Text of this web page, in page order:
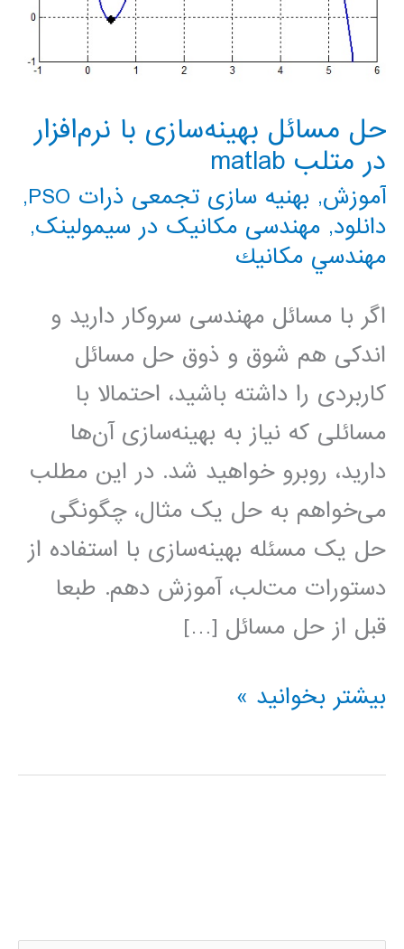
حل مسائل بهینه‌سازی با نرم‌افزار
در متلب matlab
آموزش, بهنیه سازی تجمعی ذرات PSO
,
دانلود, مهندسی مکانیک در سیمولینک,
مهندسي مكانيك
اگر با مسائل مهندسی سروکار دارید و
اندکی هم شوق و ذوق حل مسائل
کاربردی را داشته باشید، احتمالا با
مسائلی که نیاز به بهینه‌سازی آن‌ها
دارید، روبرو خواهید شد. در این مطلب
می‌خواهم به حل یک مثال، چگونگی
حل یک مسئله بهینه‌سازی با استفاده از
دستورات مت‌لب، آموزش دهم. طبعا
قبل از حل مسائل […]
حل
بهینه‌سازی
بیشتر بخوانید »